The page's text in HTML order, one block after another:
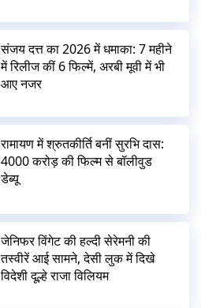
संजय दत्त का 2026 में धमाका: 7 महीने
में रिलीज कीं 6 फिल्में, अरबी मूवी में भी
आए नजर
रामायण में श्रुतकीर्ति बनीं सुरभि दास:
4000 करोड़ की फिल्म से बॉलीवुड
डेब्यू
जेनिफर विंगेट की हल्दी सेरेमनी की
तस्वीरें आई सामने, देसी लुक में दिखे
विदेशी दूल्हे राजा विलियम